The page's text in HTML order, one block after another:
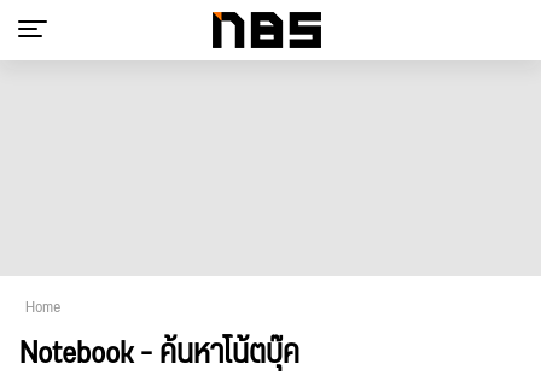
Home
Notebook - ค้นหาโน้ตบุ๊ค